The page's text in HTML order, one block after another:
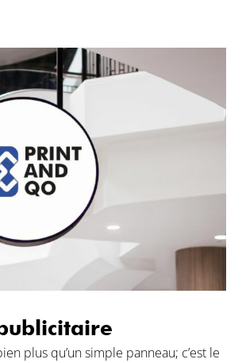
plus qu’un simple panneau; c’est le